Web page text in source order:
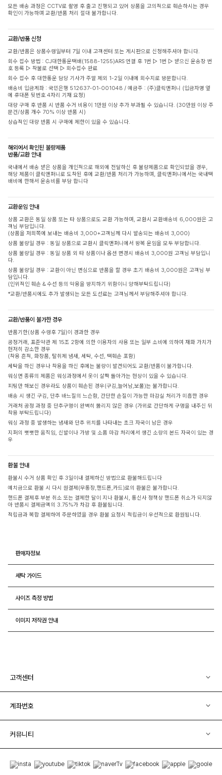
모든 배송 과정은 CCTV로 촬영 후 출고 진행되고 있어 상품을 고의적으로 훼손하시는 경우
확인이 가능하며 교환/반품 처리 절대 불가합니다.
교환/반품 신청
교환/반품은 상품수령일부터 7일 이내 고객센터 또는 게시판으로 신청해주셔야 합니다.
회수 접수 방법 : CJ대한통운택배(1588-1255)ARS 연결 후 1번 ▷ 1번 ▷ 받으신 운송장 번
호 등록 ▷ 착불로 선택 ▷ 회수접수 완료
회수 접수 후 대한통운 담당 기사가 주말 제외 1-2일 이내에 회수지로 방문합니다.
배송비 입금계좌 : 국민은행 512637-01-001048 / 예금주 : (주)클릭앤퍼니 (입금자명 옆
에 휴대폰 뒷번호 4자리 기재 요청)
대량 구매 후 반품 시 반품 수거 비용이 1만원 이상 추가 부과될 수 있습니다. (30만원 이상 주
문건/상품 개수 70% 이상 반품 시)
상습적인 대량 반품 시 구매에 제한이 있을 수 있습니다.
해외에서 확인된 불량제품
반품/교환 안내
국내에서 배송 받은 상품을 개인적으로 해외에 전달하신 후 불량제품으로 확인되었을 경우,
해당 제품이 클릭앤퍼니로 도착된 후에 교환/반품 처리가 가능하며, 클릭앤퍼니에서는 국내택
배비에 한해서 운송비를 부담 합니다
교환운임 안내
상품 교환은 동일 상품 또는 타 상품으로도 교환 가능하며, 교환시 교환배송비 6,000원은 고
객님 부담입니다.
(상품을 저희쪽에 보내는 배송비 3,000+고객님께 다시 발송되는 배송비 3,000)
상품 불량일 경우 : 동일 상품으로 교환시 클릭앤퍼니에서 왕복 운임을 모두 부담합니다.
상품 불량일 경우 : 동일 상품 외 타 상품이나 옵션 변경시 배송비 3,000원 고객님 부담입니
다.
상품 불량일 경우 : 교환이 아닌 변심으로 반품을 할 경우 초기 배송비 3,000원은 고객님 부
담입니다.
(인위적인 훼손 & 수선 등의 악용을 방지하기 위함이니 양해부탁드립니다)
*교환/반품시에도 추가 발생되는 모든 도선료는 고객님께서 부담해주셔야 합니다.
교환/반품이 불가한 경우
반품기한(상품 수령후 7일)이 경과한 경우
공정거래, 표준약관 제 15조 2항에 의한 이용자의 사용 또는 일부 소비에 의하여 재화 가치가
현저히 감소한 경우
(착용 흔적, 화장품, 탈취제 냄새, 세탁, 수선, 택훼손 포함)
세탁을 하신 경우나 착용을 하신 후에는 불량이 발견되어도 교환/반품이 불가합니다.
워싱면 종류의 제품은 워싱과정에서 옷이 살짝 돌아가는 현상이 있을 수 있습니다.
피팅만 해보신 경우라도 상품이 훼손된 경우(구김,늘어남,보풀)는 불가합니다.
배송 시 생긴 구김, 단추 바느질의 느슨함, 간단한 손질이 가능한 마감실 처리가 미흡한 경우
거래처 공정 과정 중 단추구멍이 완벽히 뚫리지 않은 경우 (가위로 간단하게 구멍을 내주신 뒤
착용 부탁드립니다)
워싱 과정 중 발생하는 냄새와 단추 위치를 나타내는 초크 자국이 남은 경우
지퍼의 뻣뻣한 움직임, 신발이나 가방 및 소품 마감 처리에서 생긴 소량의 본드 자국이 있는 경
우
환불 안내
환불시 수거 상품 확인 후 3일이내 결제하신 방법으로 환불해드립니다
예치금으로 환불 시 다시 원결제(무통장,핸드폰,카드)로의 환불은 불가합니다.
핸드폰 결제후 부분 취소 또는 결제한 달이 지나 환불시, 통신사 정책상 핸드폰 취소가 되지않
아 반품시 결제금액의 3.75%가 차감 후 환불됩니다.
적립금과 복합 결제하여 주문하였을 경우 환불 요청시 적립금이 우선적으로 환원됩니다.
판매자정보
세탁 가이드
사이즈 측정 방법
이미지 저작권 안내
고객센터
계좌번호
커뮤니티